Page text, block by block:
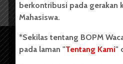
berkontribusi pada gerakan
Mahasiswa.
*Sekilas tentang BOPM
pada laman "Tentang Kami"